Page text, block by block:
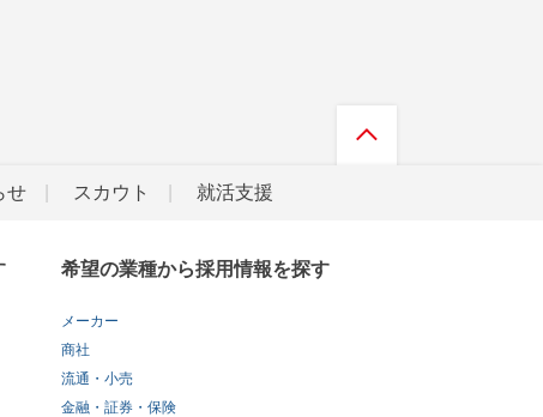
せ スカウト 就活支援
希望の業種から採用情報を探す
メーカー
商社
流通・小売
金融・証券・保険